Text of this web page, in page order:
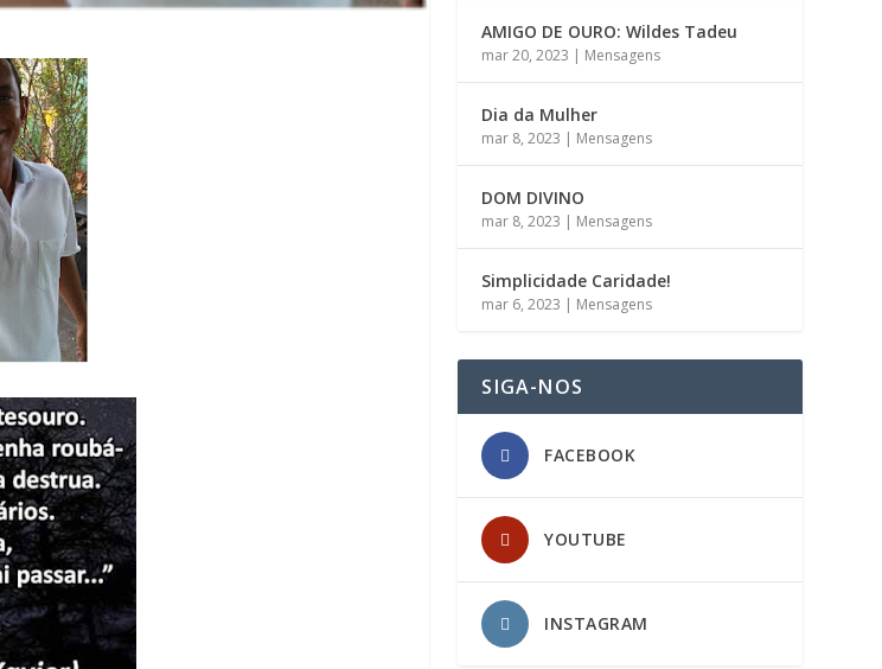
AMIGO DE OURO: Wildes Tadeu
mar 20, 2023 | Mensagens
Dia da Mulher
mar 8, 2023 | Mensagens
DOM DIVINO
mar 8, 2023 | Mensagens
Simplicidade Caridade!
mar 6, 2023 | Mensagens
SIGA-NOS
FACEBOOK
YOUTUBE
INSTAGRAM